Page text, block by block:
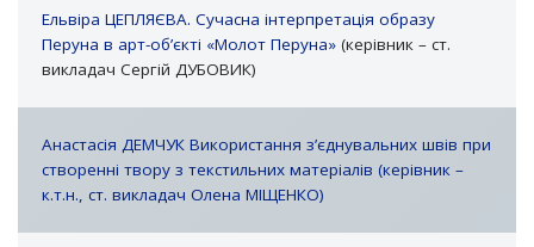
Ельвіра ЦЕПЛЯЄВА. Сучасна інтерпретація образу
Перуна в арт-об’єкті «Молот Перуна» (керівник – ст.
викладач Сергій ДУБОВИК)
Анастасія ДЕМЧУК Використання з’єднувальних швів при
створенні твору з текстильних матеріалів (керівник –
к.т.н., ст. викладач Олена МІЩЕНКО)